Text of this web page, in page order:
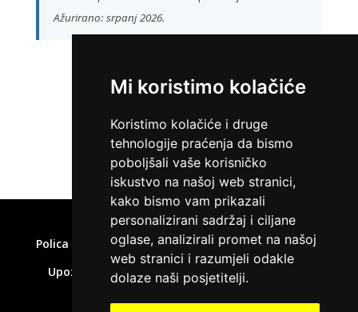
Mi koristimo kolačiće
Koristimo kolačiće i druge
tehnologije praćenja da bismo
poboljšali vaše korisničko
iskustvo na našoj web stranici,
kako bismo vam prikazali
personalizirani sadržaj i ciljane
oglase, analizirali promet na našoj
web stranici i razumjeli odakle
dolaze naši posjetitelji.
Ažurirano: srpanj 2026.
ZATRAŽI KREDIT
Home»Pozajmice za nezaposlene
Polica privatnosti Uvjeti korištenja
Kolačići
Upozorenje o rizicima
Affiliate disclaimer
Kontakt